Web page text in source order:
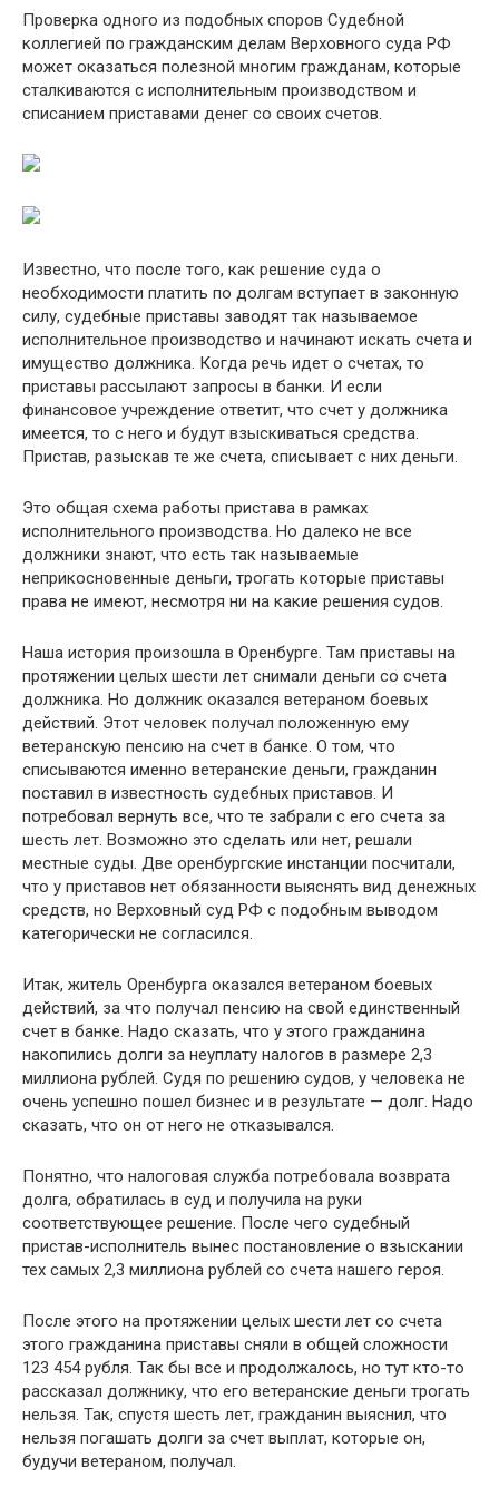
Проверка одного из подобных споров Судебной
коллегией по гражданским делам Верховного суда РФ
может оказаться полезной многим гражданам, которые
сталкиваются с исполнительным производством и
списанием приставами денег со своих счетов.
Известно, что после того, как решение суда о
необходимости платить по долгам вступает в законную
силу, судебные приставы заводят так называемое
исполнительное производство и начинают искать счета и
имущество должника. Когда речь идет о счетах, то
приставы рассылают запросы в банки. И если
финансовое учреждение ответит, что счет у должника
имеется, то с него и будут взыскиваться средства.
Пристав, разыскав те же счета, списывает с них деньги.
Это общая схема работы пристава в рамках
исполнительного производства. Но далеко не все
должники знают, что есть так называемые
неприкосновенные деньги, трогать которые приставы
права не имеют, несмотря ни на какие решения судов.
Наша история произошла в Оренбурге. Там приставы на
протяжении целых шести лет снимали деньги со счета
должника. Но должник оказался ветераном боевых
действий. Этот человек получал положенную ему
ветеранскую пенсию на счет в банке. О том, что
списываются именно ветеранские деньги, гражданин
поставил в известность судебных приставов. И
потребовал вернуть все, что те забрали с его счета за
шесть лет. Возможно это сделать или нет, решали
местные суды. Две оренбургские инстанции посчитали,
что у приставов нет обязанности выяснять вид денежных
средств, но Верховный суд РФ с подобным выводом
категорически не согласился.
Итак, житель Оренбурга оказался ветераном боевых
действий, за что получал пенсию на свой единственный
счет в банке. Надо сказать, что у этого гражданина
накопились долги за неуплату налогов в размере 2,3
миллиона рублей. Судя по решению судов, у человека не
очень успешно пошел бизнес и в результате — долг. Надо
сказать, что он от него не отказывался.
Понятно, что налоговая служба потребовала возврата
долга, обратилась в суд и получила на руки
соответствующее решение. После чего судебный
пристав-исполнитель вынес постановление о взыскании
тех самых 2,3 миллиона рублей со счета нашего героя.
После этого на протяжении целых шести лет со счета
этого гражданина приставы сняли в общей сложности
123 454 рубля. Так бы все и продолжалось, но тут кто-то
рассказал должнику, что его ветеранские деньги трогать
нельзя. Так, спустя шесть лет, гражданин выяснил, что
нельзя погашать долги за счет выплат, которые он,
будучи ветераном, получал.